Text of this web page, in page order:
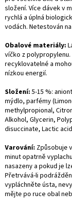
složení. Více dávek v
rychlá a úplná
vodách. Netestován
Obalové materiály:
víčko z
recyklovatelné a
nízkou energií.
Složení: 5-15 %:
mýdlo, parfémy
methylpropional,
Alkohol, Glycerin,
disuccinate, Lactic
Varování: Způsobuje
minut opatrně
nasazeny a pokud je
Přetrvává-li
vypláchněte ústa,
mějte po ruce obal